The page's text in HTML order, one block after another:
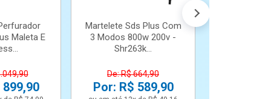
Maleta E
Martelete Sds Plus Com
3 Modos 800w 200v -
Shr263k...
De: R$ 664,90
Por: R$ 589,90